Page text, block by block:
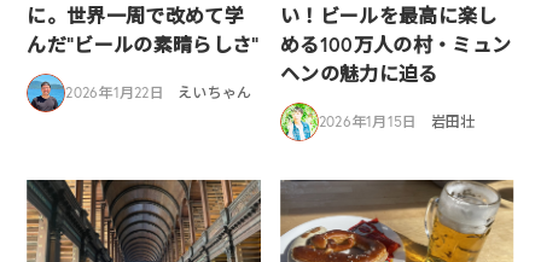
に。世界一周で改めて学
んだ”ビールの素晴らしさ”
2026年1月22日 えいちゃん
い！ビールを最高に楽し
める100万人の村・ミュン
ヘンの魅力に迫る
2026年1月15日 岩田壮